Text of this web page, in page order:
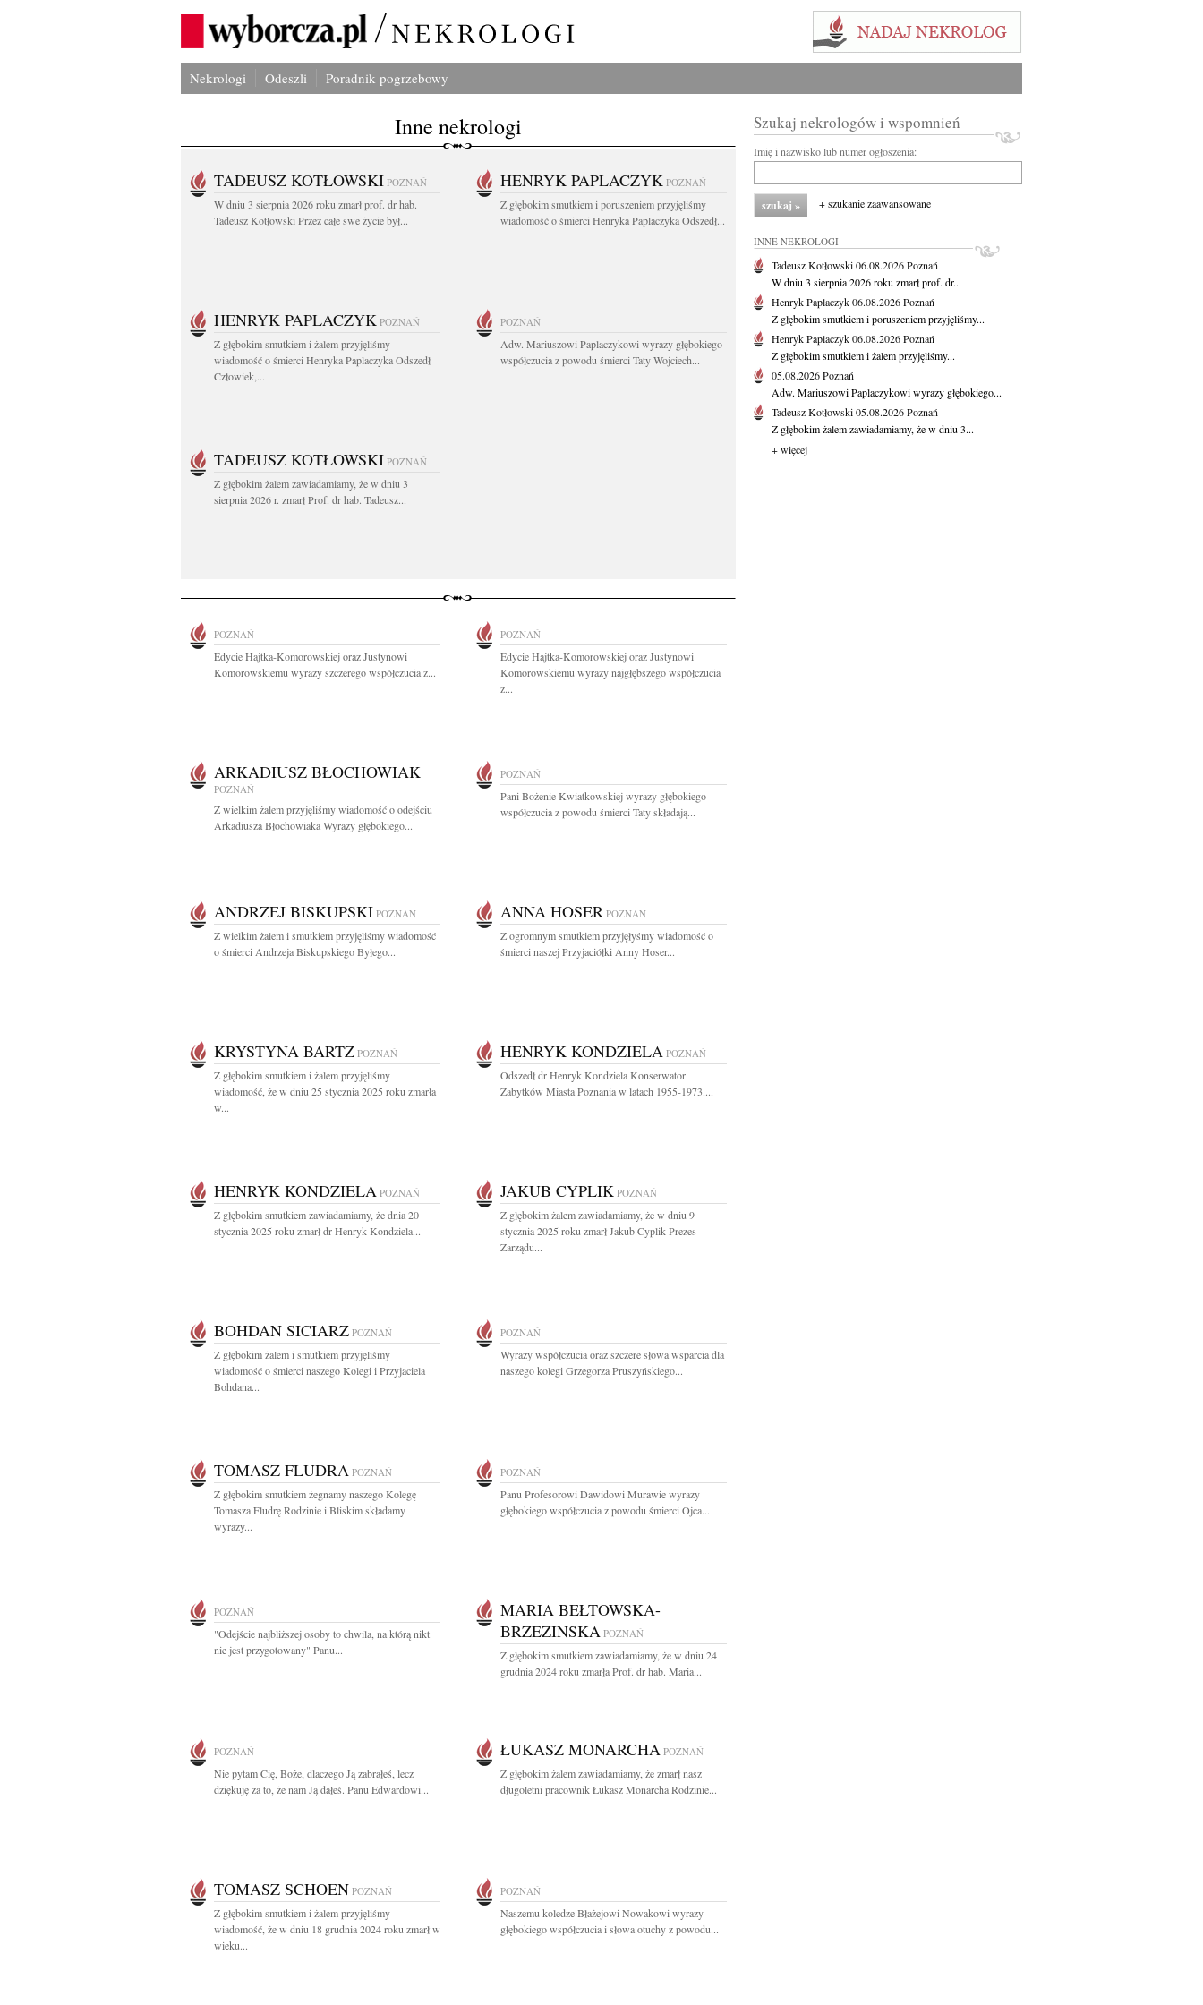
Nekrologi Odeszli Poradnik pogrzebowy
Inne nekrologi
TADEUSZ KOTŁOWSKI POZNAŃ
W dniu 3 sierpnia 2026 roku zmarł prof. dr hab.
Tadeusz Kotłowski Przez całe swe życie był...
HENRYK PAPLACZYK POZNAŃ
Z głębokim smutkiem i poruszeniem przyjęliśmy
wiadomość o śmierci Henryka Paplaczyka Odszedł...
HENRYK PAPLACZYK POZNAŃ
Z głębokim smutkiem i żalem przyjęliśmy
wiadomość o śmierci Henryka Paplaczyka Odszedł
Człowiek,...
POZNAŃ
Adw. Mariuszowi Paplaczykowi wyrazy głębokiego
współczucia z powodu śmierci Taty Wojciech...
TADEUSZ KOTŁOWSKI POZNAŃ
Z głębokim żalem zawiadamiamy, że w dniu 3
sierpnia 2026 r. zmarł Prof. dr hab. Tadeusz...
POZNAŃ
Edycie Hajtka-Komorowskiej oraz Justynowi
Komorowskiemu wyrazy szczerego współczucia z...
POZNAŃ
Edycie Hajtka-Komorowskiej oraz Justynowi
Komorowskiemu wyrazy najgłębszego współczucia
z...
ARKADIUSZ BŁOCHOWIAK
POZNAŃ
Z wielkim żalem przyjęliśmy wiadomość o odejściu
Arkadiusza Błochowiaka Wyrazy głębokiego...
POZNAŃ
Pani Bożenie Kwiatkowskiej wyrazy głębokiego
współczucia z powodu śmierci Taty składają...
ANDRZEJ BISKUPSKI POZNAŃ
Z wielkim żalem i smutkiem przyjęliśmy wiadomość
o śmierci Andrzeja Biskupskiego Byłego...
ANNA HOSER POZNAŃ
Z ogromnym smutkiem przyjęłyśmy wiadomość o
śmierci naszej Przyjaciółki Anny Hoser...
KRYSTYNA BARTZ POZNAŃ
Z głębokim smutkiem i żalem przyjęliśmy
wiadomość, że w dniu 25 stycznia 2025 roku zmarła
w...
HENRYK KONDZIELA POZNAŃ
Odszedł dr Henryk Kondziela Konserwator
Zabytków Miasta Poznania w latach 1955-1973....
HENRYK KONDZIELA POZNAŃ
Z głębokim smutkiem zawiadamiamy, że dnia 20
stycznia 2025 roku zmarł dr Henryk Kondziela...
JAKUB CYPLIK POZNAŃ
Z głębokim żalem zawiadamiamy, że w dniu 9
stycznia 2025 roku zmarł Jakub Cyplik Prezes
Zarządu...
BOHDAN SICIARZ POZNAŃ
Z głębokim żalem i smutkiem przyjęliśmy
wiadomość o śmierci naszego Kolegi i Przyjaciela
Bohdana...
POZNAŃ
Wyrazy współczucia oraz szczere słowa wsparcia dla
naszego kolegi Grzegorza Pruszyńskiego...
TOMASZ FLUDRA POZNAŃ
Z głębokim smutkiem żegnamy naszego Kolegę
Tomasza Fludrę Rodzinie i Bliskim składamy
wyrazy...
POZNAŃ
Panu Profesorowi Dawidowi Murawie wyrazy
głębokiego współczucia z powodu śmierci Ojca...
POZNAŃ
"Odejście najbliższej osoby to chwila, na którą nikt
nie jest przygotowany" Panu...
MARIA BEŁTOWSKA-
BRZEZINSKA POZNAŃ
Z głębokim smutkiem zawiadamiamy, że w dniu 24
grudnia 2024 roku zmarła Prof. dr hab. Maria...
POZNAŃ
Nie pytam Cię, Boże, dlaczego Ją zabrałeś, lecz
dziękuję za to, że nam Ją dałeś. Panu Edwardowi...
ŁUKASZ MONARCHA POZNAŃ
Z głębokim żalem zawiadamiamy, że zmarł nasz
długoletni pracownik Łukasz Monarcha Rodzinie...
TOMASZ SCHOEN POZNAŃ
Z głębokim smutkiem i żalem przyjęliśmy
wiadomość, że w dniu 18 grudnia 2024 roku zmarł w
wieku...
POZNAŃ
Naszemu koledze Błażejowi Nowakowi wyrazy
głębokiego współczucia i słowa otuchy z powodu...
Szukaj nekrologów i wspomnień
Imię i nazwisko lub numer ogłoszenia:
+ szukanie zaawansowane
INNE NEKROLOGI
Tadeusz Kotłowski06.08.2026Poznań
W dniu 3 sierpnia 2026 roku zmarł prof. dr...
Henryk Paplaczyk06.08.2026Poznań
Z głębokim smutkiem i poruszeniem przyjęliśmy...
Henryk Paplaczyk06.08.2026Poznań
Z głębokim smutkiem i żalem przyjęliśmy...
05.08.2026Poznań
Adw. Mariuszowi Paplaczykowi wyrazy głębokiego...
Tadeusz Kotłowski05.08.2026Poznań
Z głębokim żalem zawiadamiamy, że w dniu 3...
+ więcej